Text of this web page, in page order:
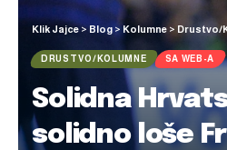
Klik Jajce>Blog > Kolumne > Drustvo/
DRUSTVO/KOLUMNE SA WEB-A
Solidna
solidno loše